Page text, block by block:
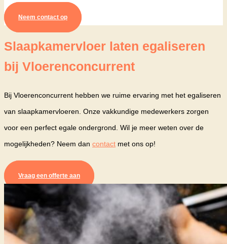
Neem contact op
Slaapkamervloer laten egaliseren
bij Vloerenconcurrent
Bij Vloerenconcurrent hebben we ruime ervaring met het egaliseren
van slaapkamervloeren. Onze vakkundige medewerkers zorgen
voor een perfect egale ondergrond. Wil je meer weten over de
mogelijkheden? Neem dan contact met ons op!
Vraag een offerte aan